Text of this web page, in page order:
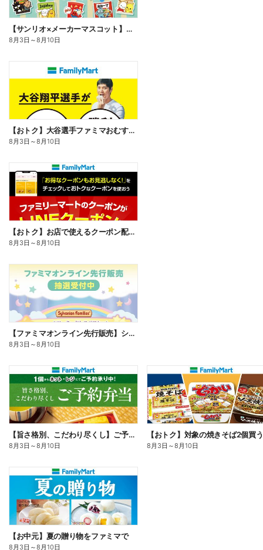
【サンリオ×メーカーマスコット】オリジナルグッズ貰える!
8月3日 ～8月10日
【おトク】大谷選手ファミマおむすび割
8月3日 ～8月10日
【おトク】お店で使えるクーポン配信中
8月3日 ～8月10日
【ファミマオンライン先行販売】シルバニアファミリー
8月3日 ～8月10日
【旨さ格別、こだわり尽くし】ご予約弁当
8月3日 ～8月10日 8月3日 ～8月10日
【お中元】夏の贈り物をファミマで
8月3日 ～8月10日